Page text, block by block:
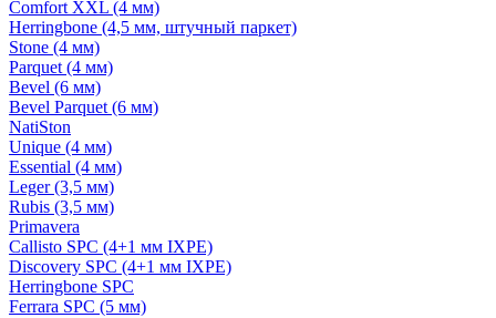
Comfort XXL (4 мм)
Herringbone (4,5 мм, штучный паркет)
Stone (4 мм)
Parquet (4 мм)
Bevel (6 мм)
Bevel Parquet (6 мм)
NatiSton
Unique (4 мм)
Essential (4 мм)
Leger (3,5 мм)
Rubis (3,5 мм)
Primavera
Callisto SPC (4+1 мм IXPE)
Discovery SPC (4+1 мм IXPE)
Herringbone SPC
Ferrara SPC (5 мм)